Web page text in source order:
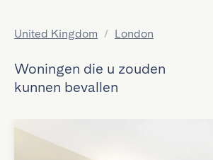
United Kingdom / London
Woningen die u zouden
kunnen bevallen